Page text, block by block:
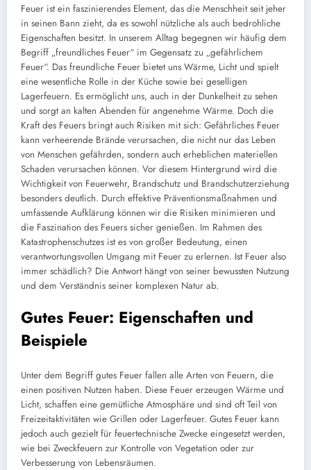
Feuer ist ein faszinierendes Element, das die Menschheit seit jeher
in seinen Bann zieht, da es sowohl nützliche als auch bedrohliche
Eigenschaften besitzt. In unserem Alltag begegnen wir häufig dem
Begriff „freundliches Feuer“ im Gegensatz zu „gefährlichem
Feuer“. Das freundliche Feuer bietet uns Wärme, Licht und spielt
eine wesentliche Rolle in der Küche sowie bei geselligen
Lagerfeuern. Es ermöglicht uns, auch in der Dunkelheit zu sehen
und sorgt an kalten Abenden für angenehme Wärme. Doch die
Kraft des Feuers bringt auch Risiken mit sich: Gefährliches Feuer
kann verheerende Brände verursachen, die nicht nur das Leben
von Menschen gefährden, sondern auch erheblichen materiellen
Schaden verursachen können. Vor diesem Hintergrund wird die
Wichtigkeit von Feuerwehr, Brandschutz und Brandschutzerziehung
besonders deutlich. Durch effektive Präventionsmaßnahmen und
umfassende Aufklärung können wir die Risiken minimieren und
die Faszination des Feuers sicher genießen. Im Rahmen des
Katastrophenschutzes ist es von großer Bedeutung, einen
verantwortungsvollen Umgang mit Feuer zu erlernen. Ist Feuer also
immer schädlich? Die Antwort hängt von seiner bewussten Nutzung
und dem Verständnis seiner komplexen Natur ab.
Gutes Feuer: Eigenschaften und
Beispiele
Unter dem Begriff gutes Feuer fallen alle Arten von Feuern, die
einen positiven Nutzen haben. Diese Feuer erzeugen Wärme und
Licht, schaffen eine gemütliche Atmosphäre und sind oft Teil von
Freizeitaktivitäten wie Grillen oder Lagerfeuer. Gutes Feuer kann
jedoch auch gezielt für feuertechnische Zwecke eingesetzt werden,
wie bei Zweckfeuern zur Kontrolle von Vegetation oder zur
Verbesserung von Lebensräumen.